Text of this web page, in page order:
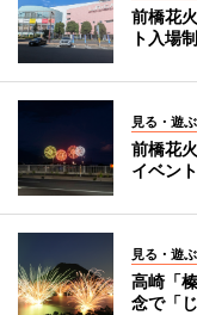
前橋花
ト入場
見る・遊ぶ
前橋花
イベン
見る・遊ぶ
高崎「
念で「